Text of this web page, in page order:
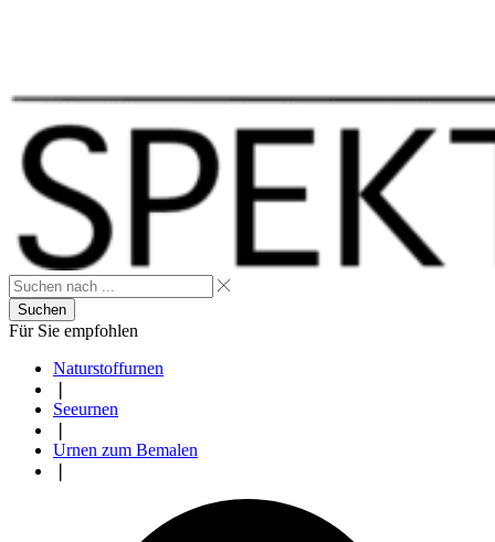
Suchen
Für Sie empfohlen
Naturstoffurnen
Seeurnen
Urnen zum Bemalen